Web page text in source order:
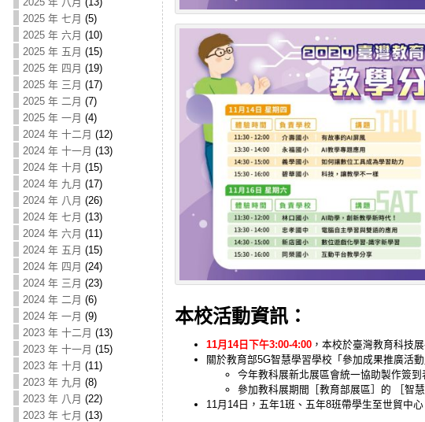
2025 年 七月 (5)
2025 年 六月 (10)
2025 年 五月 (15)
2025 年 四月 (19)
2025 年 三月 (17)
2025 年 二月 (7)
2025 年 一月 (4)
2024 年 十二月 (12)
2024 年 十一月 (13)
2024 年 十月 (15)
2024 年 九月 (17)
2024 年 八月 (26)
2024 年 七月 (13)
2024 年 六月 (11)
2024 年 五月 (15)
2024 年 四月 (24)
2024 年 三月 (23)
2024 年 二月 (6)
2024 年 一月 (9)
2023 年 十二月 (13)
2023 年 十一月 (15)
2023 年 十月 (11)
2023 年 九月 (8)
2023 年 八月 (22)
2023 年 七月 (13)
本校活動資訊：
11月14日下午3:00-4:00，本校於臺灣教育科技
關於教育部5G智慧學習學校「參加成果推廣活動
今年教科展新北展區會統一協助製作簽
參加教科展期間［教育部展區］的 ［智
11月14日，五年1班、五年8班帶學生至世貿中